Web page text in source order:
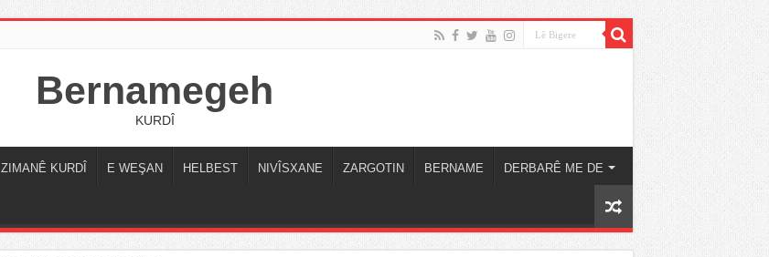
Bernamegeh
KURDÎ
ZIMANÊ KURDÎ E WEŞAN HELBEST NIVÎSXANE ZARGOTIN BERNAME DERBARÊ ME DE